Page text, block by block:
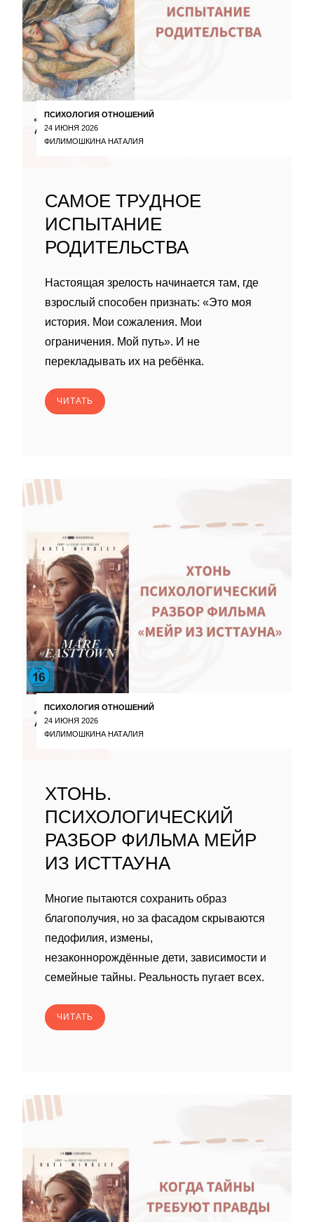
ПСИХОЛОГИЯ ОТНОШЕНИЙ
24 ИЮНЯ 2026
ФИЛИМОШКИНА НАТАЛИЯ
САМОЕ ТРУДНОЕ
ИСПЫТАНИЕ
РОДИТЕЛЬСТВА
Настоящая зрелость начинается там, где
взрослый способен признать: «Это моя
история. Мои сожаления. Мои
ограничения. Мой путь». И не
перекладывать их на ребёнка.
ЧИТАТЬ
ПСИХОЛОГИЯ ОТНОШЕНИЙ
24 ИЮНЯ 2026
ФИЛИМОШКИНА НАТАЛИЯ
ХТОНЬ.
ПСИХОЛОГИЧЕСКИЙ
РАЗБОР ФИЛЬМА МЕЙР
ИЗ ИСТТАУНА
Многие пытаются сохранить образ
благополучия, но за фасадом скрываются
педофилия, измены,
незаконнорождённые дети, зависимости и
семейные тайны. Реальность пугает всех.
ЧИТАТЬ